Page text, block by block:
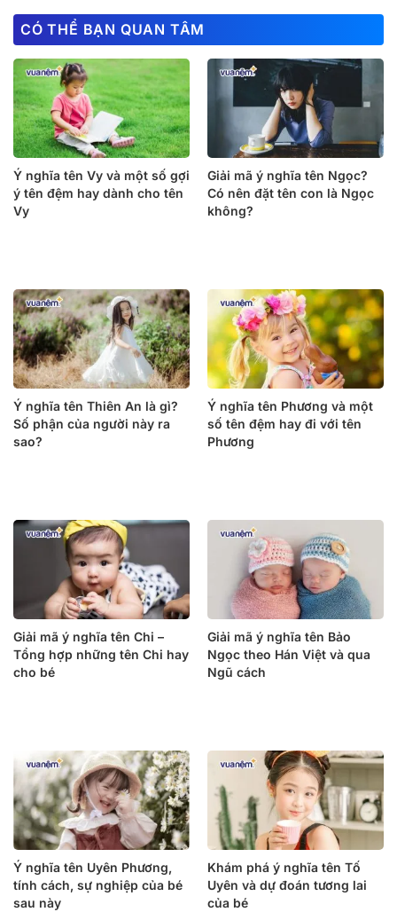
CÓ THỂ BẠN QUAN TÂM
Ý nghĩa tên Vy và một số gợi
ý tên đệm hay dành cho tên
Vy
Giải mã ý nghĩa tên Ngọc?
Có nên đặt tên con là Ngọc
không?
Ý nghĩa tên Thiên An là gì?
Số phận của người này ra
sao?
Ý nghĩa tên Phương và một
số tên đệm hay đi với tên
Phương
Giải mã ý nghĩa tên Chi –
Tổng hợp những tên Chi hay
cho bé
Giải mã ý nghĩa tên Bảo
Ngọc theo Hán Việt và qua
Ngũ cách
Ý nghĩa tên Uyên Phương,
tính cách, sự nghiệp của bé
sau này
Khám phá ý nghĩa tên Tố
Uyên và dự đoán tương lai
của bé